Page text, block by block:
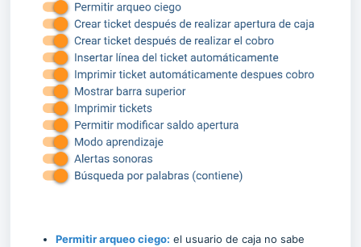
Permitir arqueo ciego: el usuario de caja no sabe